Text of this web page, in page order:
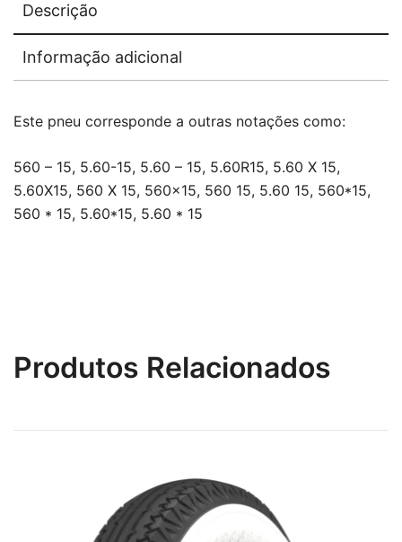
Descrição
Informação adicional
Este pneu corresponde a outras notações como:
560 – 15, 5.60-15, 5.60 – 15, 5.60R15, 5.60 X 15,
5.60X15, 560 X 15, 560×15, 560 15, 5.60 15, 560*15,
560 * 15, 5.60*15, 5.60 * 15
Produtos Relacionados